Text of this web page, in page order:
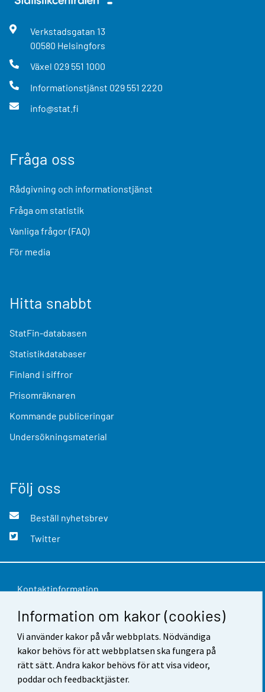
Information om kakor (cookies)
Vi använder kakor på vår webbplats. Nödvändiga
kakor behövs för att webbplatsen ska fungera på
rätt sätt. Andra kakor behövs för att visa videor,
poddar och feedbacktjäster.
Verkstadsgatan 13
00580 Helsingfors
Växel 029 551 1000
Informationstjänst 029 551 2220
info@stat.fi
Fråga oss
Rådgivning och informationstjänst
Fråga om statistik
Vanliga frågor (FAQ)
För media
Hitta snabbt
StatFin-databasen
Statistikdatabaser
Finland i siffror
Prisomräknaren
Kommande publiceringar
Undersökningsmaterial
Följ oss
Beställ nyhetsbrev
Twitter
Kontaktinformation
Respons
Användarvillkor
Dataskydd
Tillgänglighet